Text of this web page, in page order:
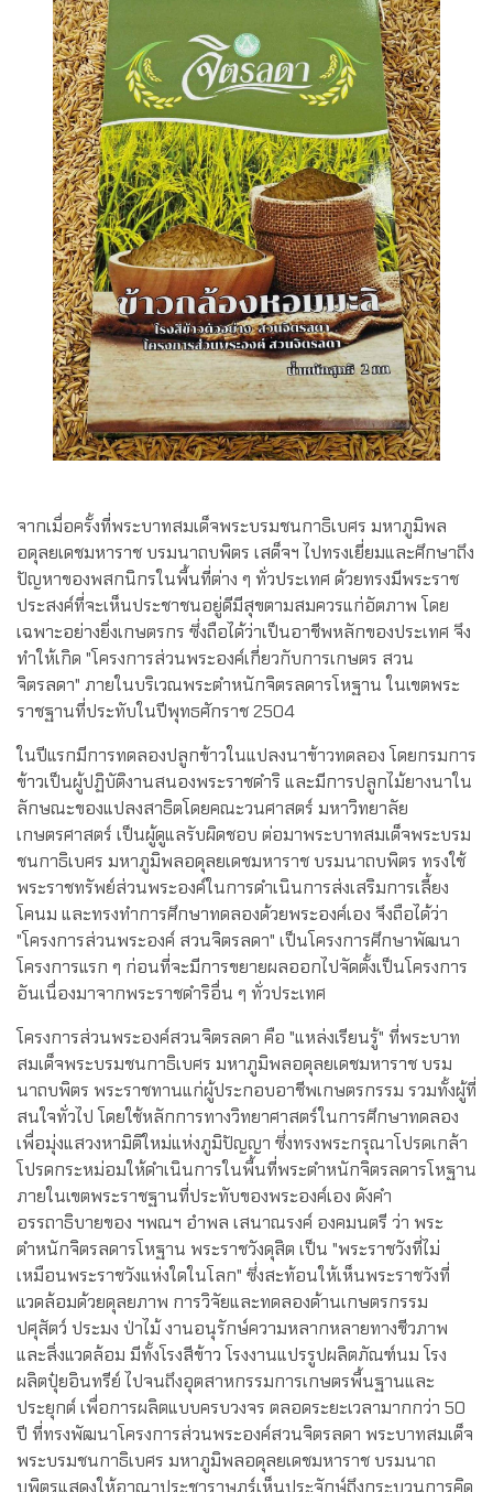
จากเมื่อครั้งที่พระบาทสมเด็จพระบรมชนกาธิเบศร มหาภูมิพล
อดุลยเดชมหาราช บรมนาถบพิตร เสด็จฯ ไปทรงเยี่ยมและศึกษาถึง
ปัญหาของพสกนิกรในพื้นที่ต่าง ๆ ทั่วประเทศ ด้วยทรงมีพระราช
ประสงค์ที่จะเห็นประชาชนอยู่ดีมีสุขตามสมควรแก่อัตภาพ โดย
เฉพาะอย่างยิ่งเกษตรกร ซึ่งถือได้ว่าเป็นอาชีพหลักของประเทศ จึง
ทำให้เกิด "โครงการส่วนพระองค์เกี่ยวกับการเกษตร สวน
จิตรลดา" ภายในบริเวณพระตำหนักจิตรลดารโหฐาน ในเขตพระ
ราชฐานที่ประทับในปีพุทธศักราช 2504
ในปีแรกมีการทดลองปลูกข้าวในแปลงนาข้าวทดลอง โดยกรมการ
ข้าวเป็นผู้ปฏิบัติงานสนองพระราชดำริ และมีการปลูกไม้ยางนาใน
ลักษณะของแปลงสาธิตโดยคณะวนศาสตร์ มหาวิทยาลัย
เกษตรศาสตร์ เป็นผู้ดูแลรับผิดชอบ ต่อมาพระบาทสมเด็จพระบรม
ชนกาธิเบศร มหาภูมิพลอดุลยเดชมหาราช บรมนาถบพิตร ทรงใช้
พระราชทรัพย์ส่วนพระองค์ในการดำเนินการส่งเสริมการเลี้ยง
โคนม และทรงทำการศึกษาทดลองด้วยพระองค์เอง จึงถือได้ว่า
"โครงการส่วนพระองค์ สวนจิตรลดา" เป็นโครงการศึกษาพัฒนา
โครงการแรก ๆ ก่อนที่จะมีการขยายผลออกไปจัดตั้งเป็นโครงการ
อันเนื่องมาจากพระราชดำริอื่น ๆ ทั่วประเทศ
โครงการส่วนพระองค์สวนจิตรลดา คือ "แหล่งเรียนรู้" ที่พระบาท
สมเด็จพระบรมชนกาธิเบศร มหาภูมิพลอดุลยเดชมหาราช บรม
นาถบพิตร พระราชทานแก่ผู้ประกอบอาชีพเกษตรกรรม รวมทั้งผู้ที่
สนใจทั่วไป โดยใช้หลักการทางวิทยาศาสตร์ในการศึกษาทดลอง
เพื่อมุ่งแสวงหามิติใหม่แห่งภูมิปัญญา ซึ่งทรงพระกรุณาโปรดเกล้า
โปรดกระหม่อมให้ดำเนินการในพื้นที่พระตำหนักจิตรลดารโหฐาน
ภายในเขตพระราชฐานที่ประทับของพระองค์เอง ดังคำ
อรรถาธิบายของ ฯพณฯ อำพล เสนาณรงค์ องคมนตรี ว่า พระ
ตำหนักจิตรลดารโหฐาน พระราชวังดุสิต เป็น "พระราชวังที่ไม่
เหมือนพระราชวังแห่งใดในโลก" ซึ่งสะท้อนให้เห็นพระราชวังที่
แวดล้อมด้วยดุลยภาพ การวิจัยและทดลองด้านเกษตรกรรม
ปศุสัตว์ ประมง ป่าไม้ งานอนุรักษ์ความหลากหลายทางชีวภาพ
และสิ่งแวดล้อม มีทั้งโรงสีข้าว โรงงานแปรรูปผลิตภัณฑ์นม โรง
ผลิตปุ๋ยอินทรีย์ ไปจนถึงอุตสาหกรรมการเกษตรพื้นฐานและ
ประยุกต์ เพื่อการผลิตแบบครบวงจร ตลอดระยะเวลามากกว่า 50
ปี ที่ทรงพัฒนาโครงการส่วนพระองค์สวนจิตรลดา พระบาทสมเด็จ
พระบรมชนกาธิเบศร มหาภูมิพลอดุลยเดชมหาราช บรมนาถ